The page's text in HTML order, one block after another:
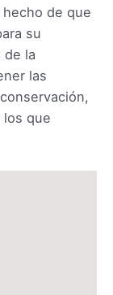
de que
su
de la
las
que